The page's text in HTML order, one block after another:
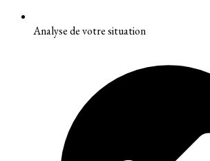
Analyse de votre situation